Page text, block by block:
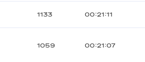
1133 00:21:11
1059 00:21:07